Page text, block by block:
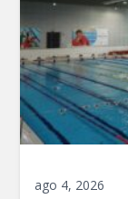
ago 4, 2026